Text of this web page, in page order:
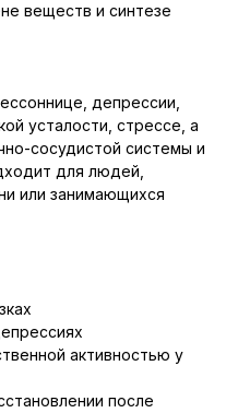
веществ и синтезе
депрессии,
усталости, стрессе, а
сосудистой системы и
для людей,
или занимающихся
активностью у
после